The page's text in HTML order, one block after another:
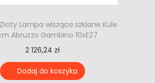
Lampa wisząca szklane Kule
Abruzzo Gambino 10xE27
2 126,24 zł
Dodaj do koszyka